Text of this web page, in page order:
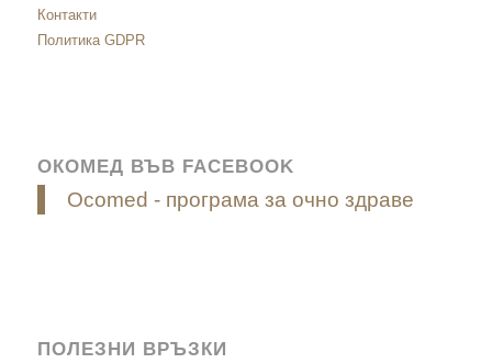
Контакти
Политика GDPR
ОКОМЕД ВЪВ FACEBOOK
Ocomed - програма за очно здраве
ПОЛЕЗНИ ВРЪЗКИ